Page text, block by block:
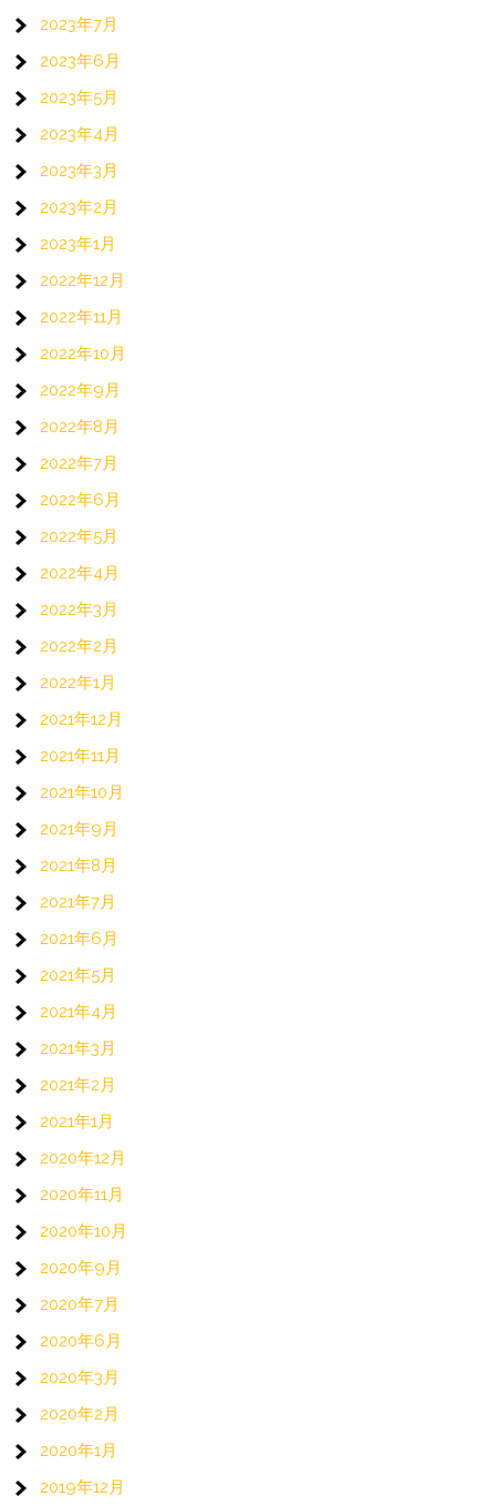
2023年7月
2023年6月
2023年5月
2023年4月
2023年3月
2023年2月
2023年1月
2022年12月
2022年11月
2022年10月
2022年9月
2022年8月
2022年7月
2022年6月
2022年5月
2022年4月
2022年3月
2022年2月
2022年1月
2021年12月
2021年11月
2021年10月
2021年9月
2021年8月
2021年7月
2021年6月
2021年5月
2021年4月
2021年3月
2021年2月
2021年1月
2020年12月
2020年11月
2020年10月
2020年9月
2020年7月
2020年6月
2020年3月
2020年2月
2020年1月
2019年12月